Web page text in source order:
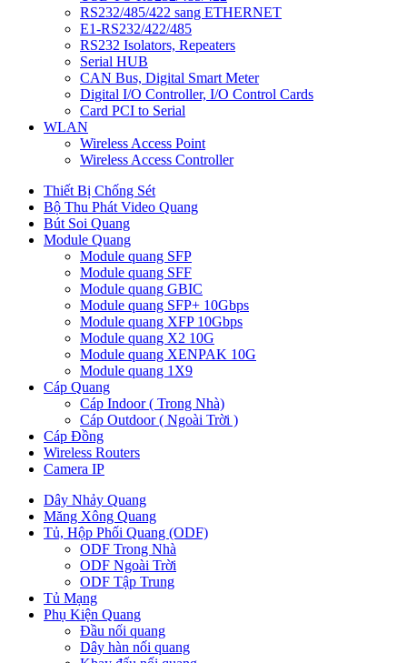
RS232/485/422 sang ETHERNET
E1-RS232/422/485
RS232 Isolators, Repeaters
Serial HUB
CAN Bus, Digital Smart Meter
Digital I/O Controller, I/O Control Cards
Card PCI to Serial
WLAN
Wireless Access Point
Wireless Access Controller
Thiết Bị Chống Sét
Bộ Thu Phát Video Quang
Bút Soi Quang
Module Quang
Module quang SFP
Module quang SFF
Module quang GBIC
Module quang SFP+ 10Gbps
Module quang XFP 10Gbps
Module quang X2 10G
Module quang XENPAK 10G
Module quang 1X9
Cáp Quang
Cáp Indoor ( Trong Nhà)
Cáp Outdoor ( Ngoài Trời )
Cáp Đồng
Wireless Routers
Camera IP
Dây Nhảy Quang
Măng Xông Quang
Tủ, Hộp Phối Quang (ODF)
ODF Trong Nhà
ODF Ngoài Trời
ODF Tập Trung
Tủ Mạng
Phụ Kiện Quang
Đầu nối quang
Dây hàn nối quang